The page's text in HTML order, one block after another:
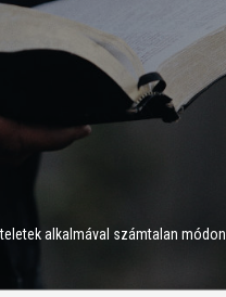
alkalmával számtalan módon